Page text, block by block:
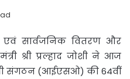
एवं सार्वजनिक वितरण और
श्री प्रल्हाद जोशी ने आज
संगठन (आईएसओ) की 64वीं